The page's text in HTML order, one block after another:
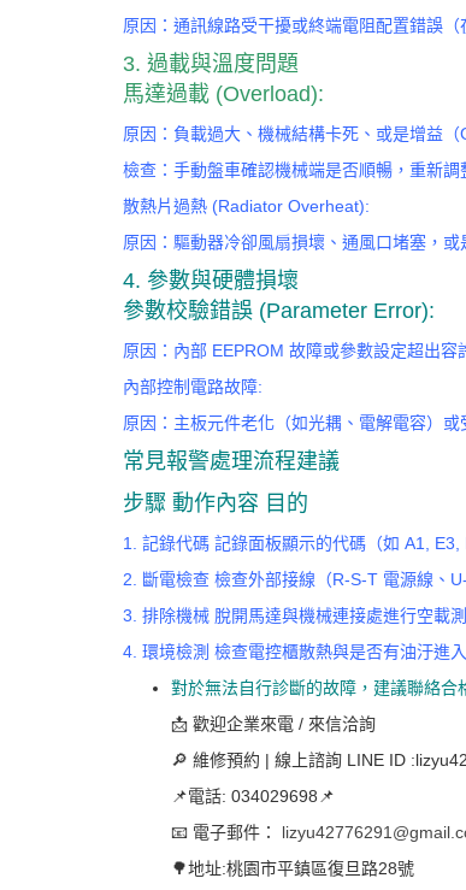
原因：通訊線路受干擾或終端電阻配置錯誤（
3. 過載與溫度問題
馬達過載 (Overload):
原因：負載過大、機械結構卡死、或是增益（
檢查：手動盤車確認機械端是否順暢，重新調
散熱片過熱 (Radiator Overheat):
原因：驅動器冷卻風扇損壞、通風口堵塞，或
4. 參數與硬體損壞
參數校驗錯誤 (Parameter Error):
原因：內部 EEPROM 故障或參數設定超出容
內部控制電路故障:
原因：主板元件老化（如光耦、電解電容）或
常見報警處理流程建議
步驟 動作內容 目的
1. 記錄代碼 記錄面板顯示的代碼（如 A1,
2. 斷電檢查 檢查外部接線（R-S-T 電源線、
3. 排除機械 脫開馬達與機械連接處進行空載
4. 環境檢測 檢查電控櫃散熱與是否有油汙進
對於無法自行診斷的故障，建議聯絡合
📩 歡迎企業來電 / 來信洽詢
🔎 維修預約 | 線上諮詢 LINE ID
📌電話: 034029698📌
📧 電子郵件：
🌳地址:桃園市平鎮區復旦路28號